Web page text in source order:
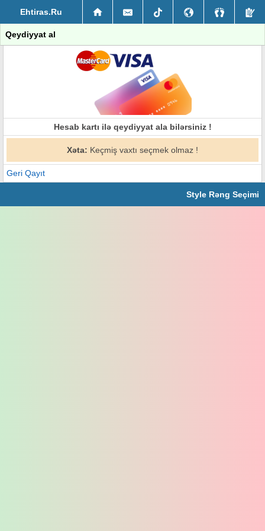
Ehtiras.Ru
Qeydiyyat al
Hesab kartı ilə qeydiyyat ala bilərsiniz !
Xəta: Keçmiş vaxtı seçmek olmaz !
Geri Qayıt
Style Rəng Seçimi